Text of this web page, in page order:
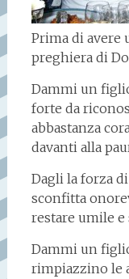
Prima di avere
preghiera di
Dammi un
forte da
abbastanza
davanti alla
Dagli la forza
sconfitta
restare umile
Dammi un
rimpiazzino le